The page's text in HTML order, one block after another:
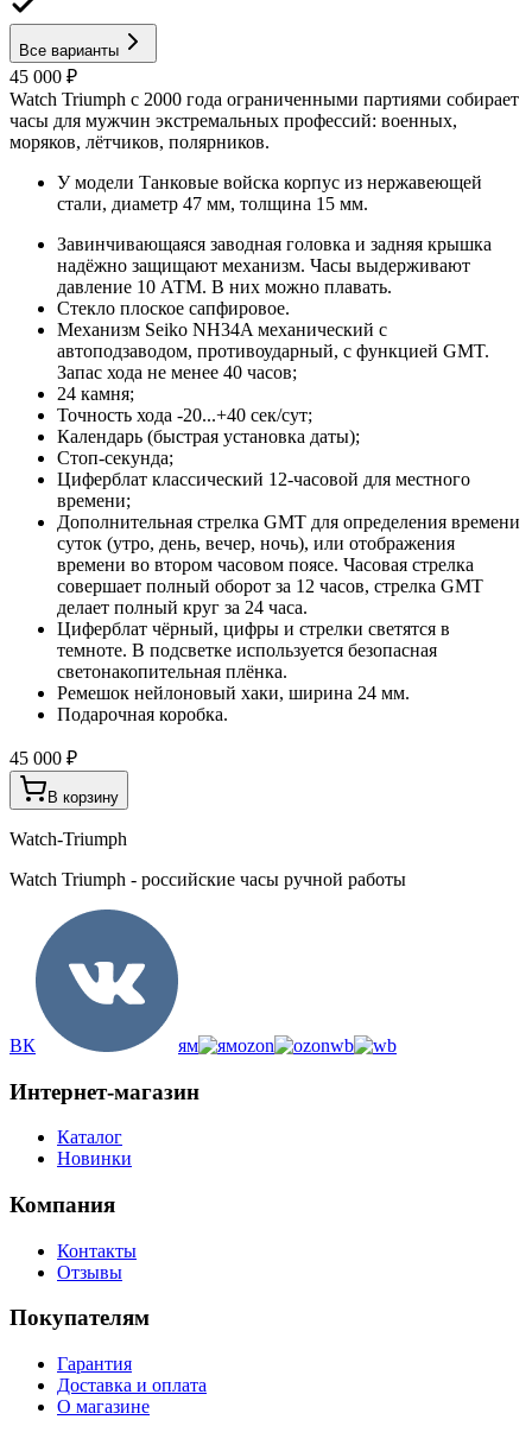
Все варианты
45 000 ₽
Watch Triumph с 2000 года ограниченными партиями собирает
часы для мужчин экстремальных профессий: военных,
моряков, лётчиков, полярников.
У модели Танковые войска корпус из нержавеющей
стали, диаметр 47 мм, толщина 15 мм.
Завинчивающаяся заводная головка и задняя крышка
надёжно защищают механизм. Часы выдерживают
давление 10 АТМ. В них можно плавать.
Стекло плоское сапфировое.
Механизм Seiko NH34A механический с
автоподзаводом, противоударный, с функцией GMT.
Запас хода не менее 40 часов;
24 камня;
Точность хода -20...+40 сек/сут;
Календарь (быстрая установка даты);
Стоп-секунда;
Циферблат классический 12-часовой для местного
времени;
Дополнительная стрелка GMT для определения времени
суток (утро, день, вечер, ночь), или отображения
времени во втором часовом поясе. Часовая стрелка
совершает полный оборот за 12 часов, стрелка GMT
делает полный круг за 24 часа.
Циферблат чёрный, цифры и стрелки светятся в
темноте. В подсветке используется безопасная
светонакопительная плёнка.
Ремешок нейлоновый хаки, ширина 24 мм.
Подарочная коробка.
45 000 ₽
В корзину
Watch-Triumph
Watch Triumph - российские часы ручной работы
ВК ям ozon wb
Интернет-магазин
Каталог
Новинки
Компания
Контакты
Отзывы
Покупателям
Гарантия
Доставка и оплата
О магазине